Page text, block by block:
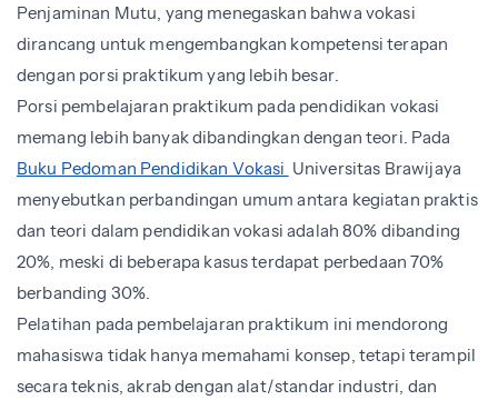
Penjaminan Mutu, yang menegaskan bahwa vokasi
dirancang untuk mengembangkan kompetensi terapan
dengan porsi praktikum yang lebih besar.
Porsi pembelajaran praktikum pada pendidikan vokasi
memang lebih banyak dibandingkan dengan teori. Pada
Buku Pedoman Pendidikan Vokasi Universitas Brawijaya
menyebutkan perbandingan umum antara kegiatan praktis
dan teori dalam pendidikan vokasi adalah 80% dibanding
20%, meski di beberapa kasus terdapat perbedaan 70%
berbanding 30%.
Pelatihan pada pembelajaran praktikum ini mendorong
mahasiswa tidak hanya memahami konsep, tetapi terampil
secara teknis, akrab dengan alat/standar industri, dan